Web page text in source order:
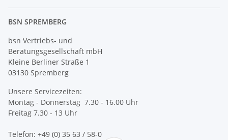
BSN SPREMBERG
bsn Vertriebs- und
Beratungsgesellschaft mbH
Kleine Berliner Straße 1
03130 Spremberg
Unsere Servicezeiten:
Montag - Donnerstag 7.30 - 16.00 Uhr
Freitag 7.30 - 13 Uhr
Telefon: +49 (0) 35 63 / 58-0